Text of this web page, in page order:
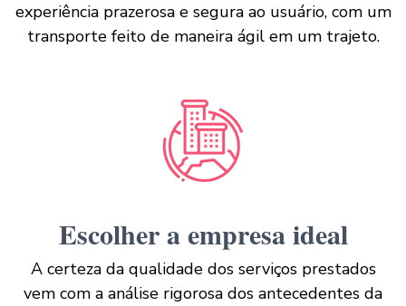
experiência prazerosa e segura ao usuário, com um
transporte feito de maneira ágil em um trajeto.
Escolher a empresa ideal
A certeza da qualidade dos serviços prestados
vem com a análise rigorosa dos antecedentes da